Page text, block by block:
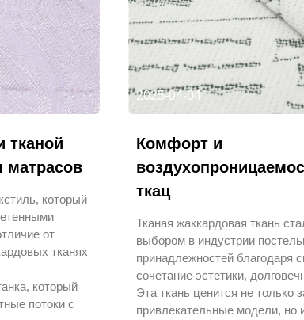
тканой
матрасов
который
от
тканях
который
потоки с
2025-04-04
Комфорт и
ткац
Тканая жаккардовая ткань
выбором в индустрии
принадлежностей благодаря
сочетание эстетики,
Эта ткань ценится не только
привлекательные модели, но